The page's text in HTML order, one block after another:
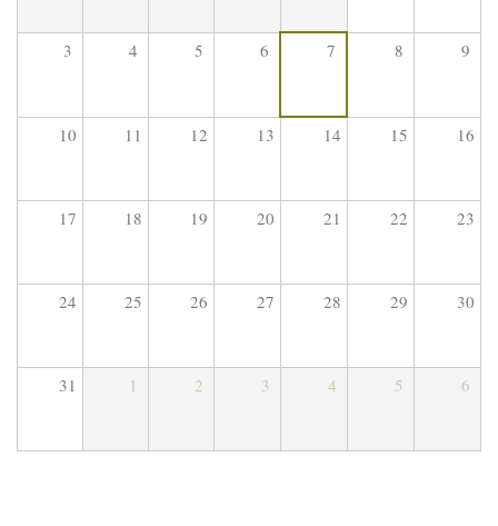
3 4 5 6 7 8 9
10 11 12 13 14 15 16
17 18 19 20 21 22 23
24 25 26 27 28 29 30
31 1 2 3 4 5 6